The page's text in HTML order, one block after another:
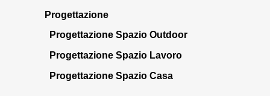
Progettazione
Progettazione Spazio Outdoor
Progettazione Spazio Lavoro
Progettazione Spazio Casa